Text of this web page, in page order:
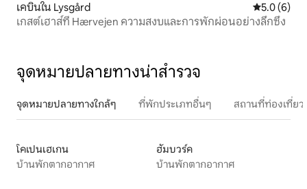
เคบินใน Lysgård คะแนนเฉลี่
5.0 (6)
เกสต์เฮาส์ที่ Hærvejen ความสงบและการพักผ่อนอย่างลึกซึ้ง
จุดหมายปลายทางน่าสำรวจ
จุดหมายปลายทางใกล้ๆ ที่พักประเภทอื่นๆ สถานที่ท่องเที่ย
โคเปนเฮเกน
บ้านพักตากอากาศ
ฮัมบวร์ค
บ้านพักตากอากาศ